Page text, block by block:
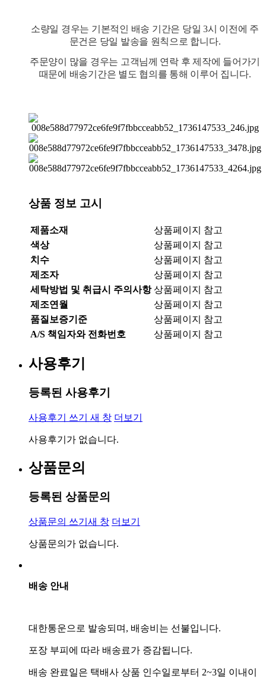
소량일 경우는 기본적인 배송 기간은 당일 3시 이전에 주
문건은 당일 발송을 원칙으로 합니다.
주문양이 많을 경우는 고객님께 연락 후 제작에 들어가기
때문에 배송기간은 별도 협의를 통해 이루어 집니다.
상품 정보 고시
제품소재
상품페이지 참고
색상
상품페이지 참고
치수
상품페이지 참고
제조자
상품페이지 참고
세탁방법 및 취급시 주의사항 상품페이지 참고
제조연월
상품페이지 참고
품질보증기준
상품페이지 참고
A/S 책임자와 전화번호
상품페이지 참고
사용후기
등록된 사용후기
사용후기 쓰기 새 창 더보기
사용후기가 없습니다.
상품문의
등록된 상품문의
상품문의 쓰기 새 창 더보기
상품문의가 없습니다.
배송 안내
대한통운으로 발송되며, 배송비는 선불입니다.
포장 부피에 따라 배송료가 증감됩니다.
배송 완료일은 택배사 상품 인수일로부터 2~3일 이내이